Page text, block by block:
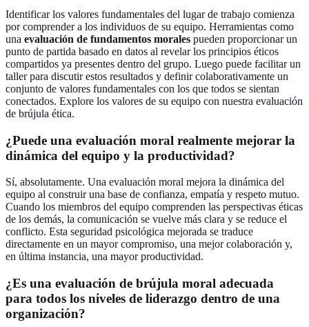
Identificar los valores fundamentales del lugar de trabajo comienza
por comprender a los individuos de su equipo. Herramientas como
una evaluación de fundamentos morales pueden proporcionar un
punto de partida basado en datos al revelar los principios éticos
compartidos ya presentes dentro del grupo. Luego puede facilitar un
taller para discutir estos resultados y definir colaborativamente un
conjunto de valores fundamentales con los que todos se sientan
conectados. Explore los valores de su equipo con nuestra evaluación
de brújula ética.
¿Puede una evaluación moral realmente mejorar la
dinámica del equipo y la productividad?
Sí, absolutamente. Una evaluación moral mejora la dinámica del
equipo al construir una base de confianza, empatía y respeto mutuo.
Cuando los miembros del equipo comprenden las perspectivas éticas
de los demás, la comunicación se vuelve más clara y se reduce el
conflicto. Esta seguridad psicológica mejorada se traduce
directamente en un mayor compromiso, una mejor colaboración y,
en última instancia, una mayor productividad.
¿Es una evaluación de brújula moral adecuada
para todos los niveles de liderazgo dentro de una
organización?